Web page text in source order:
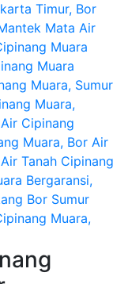
Timur, Bor
Mata Air
Muara
Muara
Muara, Sumur
Muara,
Cipinang
Muara, Bor Air
Tanah Cipinang
Bergaransi,
Bor Sumur
Muara,